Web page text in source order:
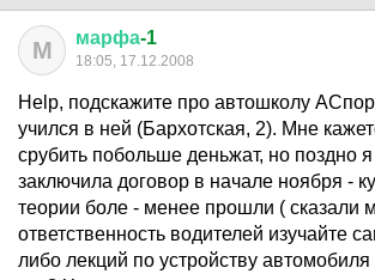
М марфа-1
18:05, 17.12.2008
Help, подскажите про автошколу
учился в ней (Бархотская, 2). Мне
срубить побольше деньжат, но поздно я
заключила договор в начале ноября -
теории боле - менее прошли ( сказали
ответственность водителей изучайте
либо лекций по устройству